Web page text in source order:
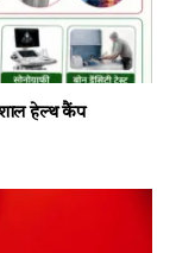
हेल्थ कैंप